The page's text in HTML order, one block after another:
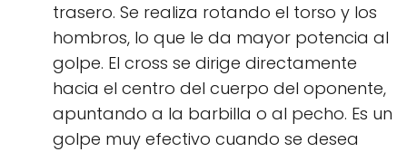
trasero. Se realiza rotando el torso y los
hombros, lo que le da mayor potencia al
golpe. El cross se dirige directamente
hacia el centro del cuerpo del oponente,
apuntando a la barbilla o al pecho. Es un
golpe muy efectivo cuando se desea